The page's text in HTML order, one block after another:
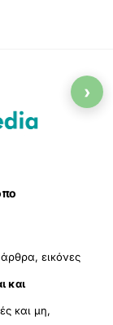
εικόνες
και
και μη,
›